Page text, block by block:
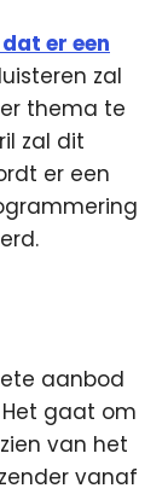
er een
zal
thema te
zal dit
er een
aanbod
Het gaat om
van het
vanaf